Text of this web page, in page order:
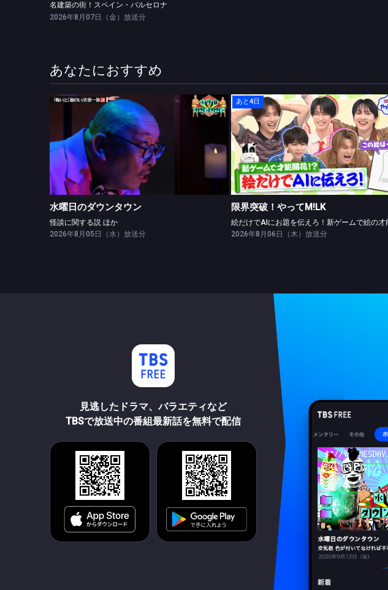
名建築の街！スペイン・バルセロナ
2026年8月07日（金）放送分
あなたにおすすめ
水曜日のダウンタウン
怪談に関する説 ほか
水曜日のダウンタウン
怪談に関する説 ほか
2026年8月05日（水）放送分
あと4日
限界突破！やってM!LK
限界突破！やってM!LK
2026年8月06日（木）放送分
見逃したドラマ、バラエティなど
TBSで放送中の番組最新話を無料で配信